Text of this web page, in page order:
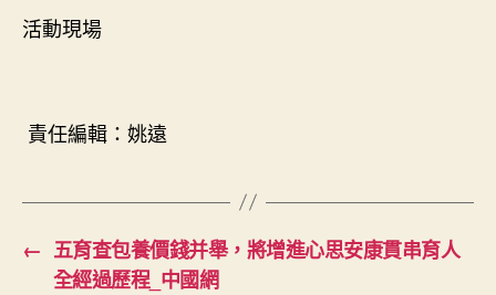
活動現場
責任編輯：姚遠
← 五育查包養價錢并舉，將增進心思安康貫串育人
全經過歷程_中國網